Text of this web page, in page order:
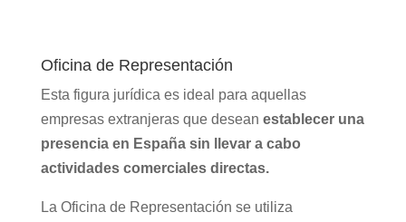
Oficina de Representación
Esta figura jurídica es ideal para aquellas
empresas extranjeras que desean establecer una
presencia en España sin llevar a cabo
actividades comerciales directas.
La Oficina de Representación se utiliza